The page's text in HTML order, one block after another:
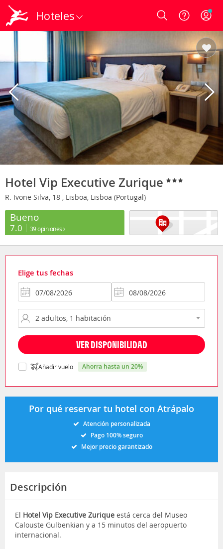
Hoteles Login
Hotel Vip Executive Zurique
R. Ivone Silva, 18 , Lisboa, Lisboa (Portugal)
Bueno
7.0 39 opiniones
Elige tus fechas
VER DISPONIBILIDAD
Añadir vuelo ahorra hasta un 20%
Por qué reservar tu hotel con Atrápalo
Atención personalizada
Pago 100% seguro
Mejor precio garantizado
Descripción
El Hotel Vip Executive Zurique está cerca del Museo
Calouste Gulbenkian y a 15 minutos del aeropuerto
internacional.